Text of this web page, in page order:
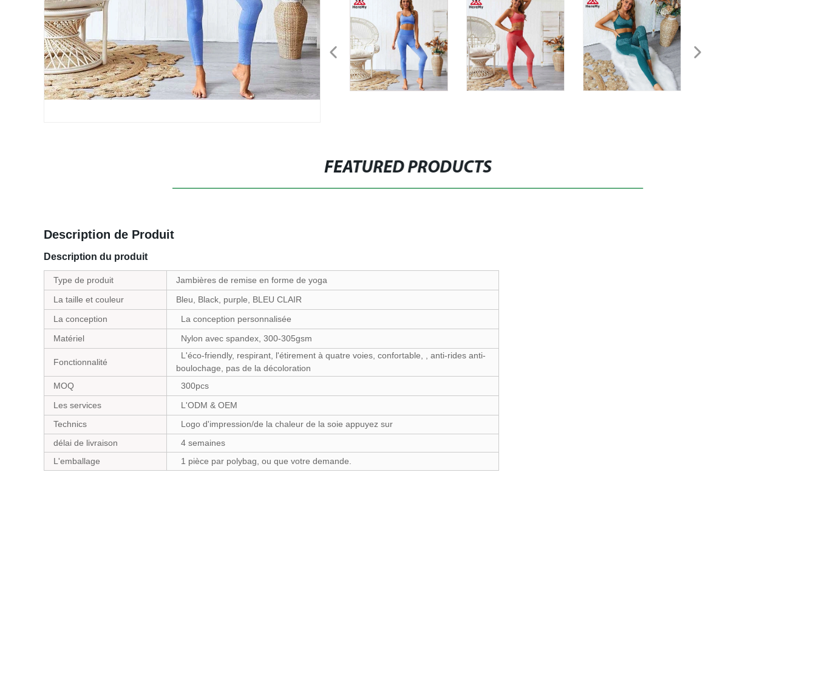
FEATURED PRODUCTS
Description de Produit
Description du produit
Type de produit
Jambières de remise en forme de yoga
La taille et couleur
Bleu, Black, purple, BLEU CLAIR
La conception
La conception personnalisée
Matériel
Nylon avec spandex, 300-305gsm
Fonctionnalité
L'éco-friendly, respirant, l'étirement à quatre voies, confortable, , anti-rides anti-
boulochage, pas de la décoloration
MOQ
300pcs
Les services
L'ODM & OEM
Technics
Logo d'impression/de la chaleur de la soie appuyez sur
délai de livraison
4 semaines
L'emballage
1 pièce par polybag, ou que votre demande.